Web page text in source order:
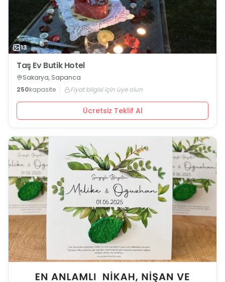
13
Taş Ev Butik Hotel
Sakarya, Sapanca
250kapasite Fiyat bilgisi için üye olun
Ücretsiz Teklif Al